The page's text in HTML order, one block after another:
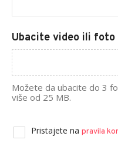
Ubacite video ili foto
Možete da ubacite do 3
više od 25 MB.
Pristajete na pravila